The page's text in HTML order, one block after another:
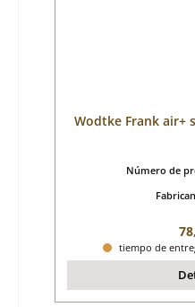
Wodtke Frank air+
Número de
tiempo de